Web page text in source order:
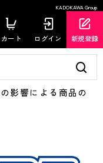
KADOKAWA Group
カート ログイン 新規登録
影響による商品の